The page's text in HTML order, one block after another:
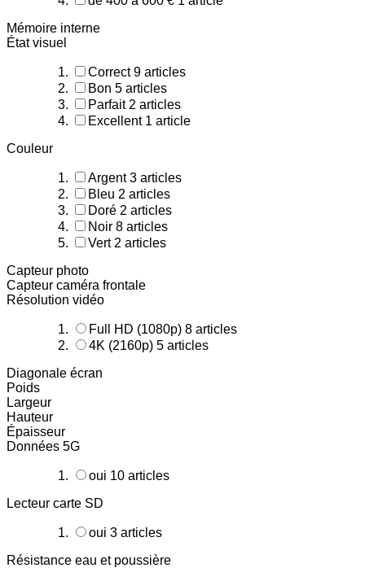
Mémoire interne
État visuel
Correct 9 articles
Bon 5 articles
Parfait 2 articles
Excellent 1 article
Couleur
Argent 3 articles
Bleu 2 articles
Doré 2 articles
Noir 8 articles
Vert 2 articles
Capteur photo
Capteur caméra frontale
Résolution vidéo
Full HD (1080p) 8 articles
4K (2160p) 5 articles
Diagonale écran
Poids
Largeur
Hauteur
Épaisseur
Données 5G
oui 10 articles
Lecteur carte SD
oui 3 articles
Résistance eau et poussière